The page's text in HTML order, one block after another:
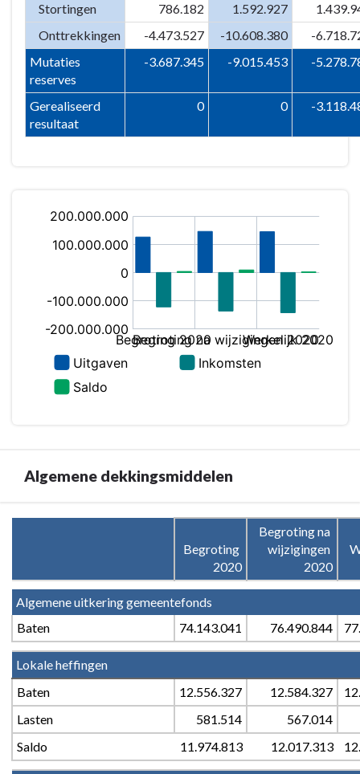
Stortingen 786.182 1.592.927
Onttrekkingen
-4.473.527 -10.608.380
-
Mutaties
reserves
-3.687.345 -9.015.453 -
Gerealiseerd
resultaat
0 0 -
Algemene dekkingsmiddelen
Overzicht
van
baten
lasten
Algemene
dekkingsmiddelen
Begroting
2020
Begroting na
wijzigingen
2020
Algemene uitkering gemeentefonds
Baten
74.143.041 76.490.844
Lokale heffingen
Baten
12.556.327 12.584.327
Lasten
581.514
567.014
Saldo
11.974.813 12.017.313